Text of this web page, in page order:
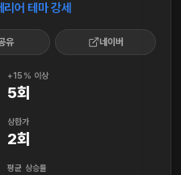
어 테마 강세
유 네이버
+15% 이상
5회
상한가
2회
평균 상승률